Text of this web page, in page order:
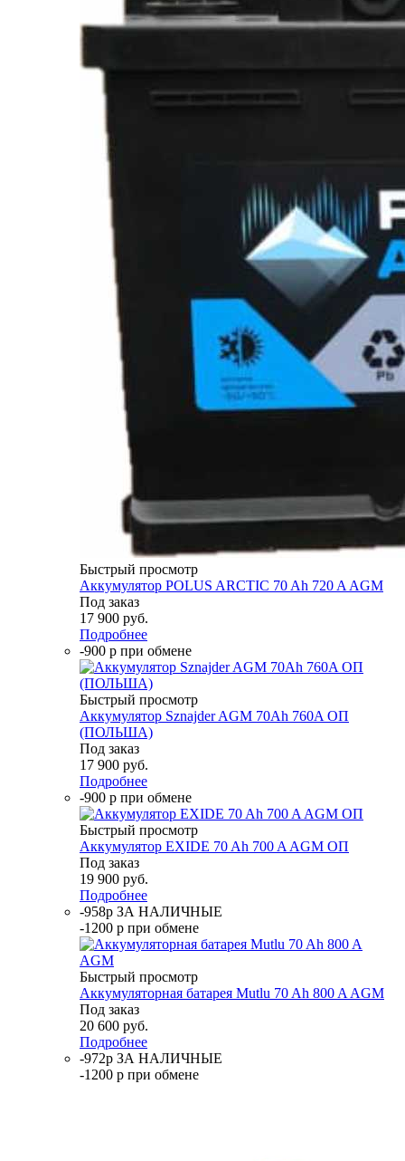
Быстрый просмотр
Аккумулятор POLUS ARCTIC 70 Ah 720 A AGM
Под заказ
17 900 руб.
Подробнее
-900 р при обмене
Быстрый просмотр
Аккумулятор Sznajder AGM 70Ah 760A ОП
(ПОЛЬША)
Под заказ
17 900 руб.
Подробнее
-900 р при обмене
Быстрый просмотр
Аккумулятор EXIDE 70 Ah 700 A AGM ОП
Под заказ
19 900 руб.
Подробнее
-958р ЗА НАЛИЧНЫЕ
-1200 р при обмене
Быстрый просмотр
Аккумуляторная батарея Mutlu 70 Ah 800 A AGM
Под заказ
20 600 руб.
Подробнее
-972р ЗА НАЛИЧНЫЕ
-1200 р при обмене